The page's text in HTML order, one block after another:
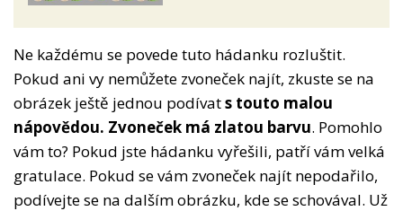
Ne každému se povede tuto hádanku rozluštit.
Pokud ani vy nemůžete zvoneček najít, zkuste se na
obrázek ještě jednou podívats touto malou
nápovědou. Zvoneček má zlatou barvu. Pomohlo
vám to? Pokud jste hádanku vyřešili, patří vám velká
gratulace. Pokud se vám zvoneček najít nepodařilo,
podívejte se na dalším obrázku, kde se schovával. Už